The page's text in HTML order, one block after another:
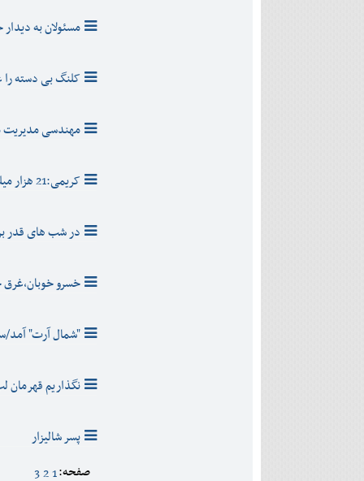
مسئولان به دیدار
کلنگ بی دسته
مهندسی مدیریت
کریمی:21 هزار میلیارد مطالبات معوق داریم
در شب های قدر
خسرو
"شمال آرت" آمد/
نگذاریم قهرمان
پسر شالیزار
صفحه:1
2
3